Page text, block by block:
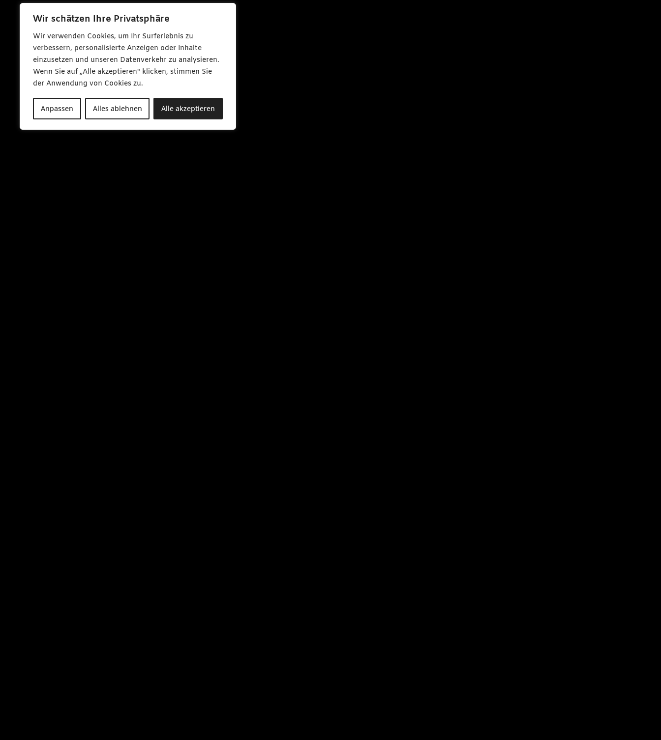
Wir schätzen Ihre Privatsphäre
Wir verwenden Cookies, um Ihr Surferlebnis zu
verbessern, personalisierte Anzeigen oder Inhalte
einzusetzen und unseren Datenverkehr zu analysieren.
Wenn Sie auf „Alle akzeptieren" klicken, stimmen Sie
der Anwendung von Cookies zu.
Anpassen Alles ablehnen Alle akzeptieren